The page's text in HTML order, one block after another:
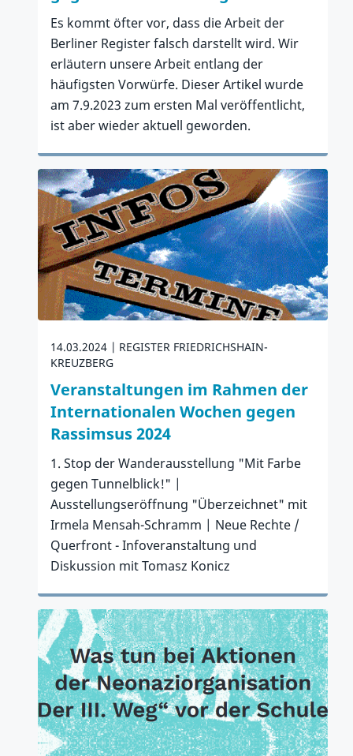
Es kommt öfter vor, dass die Arbeit der
Berliner Register falsch darstellt wird. Wir
erläutern unsere Arbeit entlang der
häufigsten Vorwürfe. Dieser Artikel wurde
am 7.9.2023 zum ersten Mal veröffentlicht,
ist aber wieder aktuell geworden.
Zum Artikel
14.03.2024
REGISTER FRIEDRICHSHAIN-
KREUZBERG
Veranstaltungen im Rahmen der
Internationalen Wochen gegen
Rassimsus 2024
1. Stop der Wanderausstellung "Mit Farbe
gegen Tunnelblick!" |
Ausstellungseröffnung "Überzeichnet" mit
Irmela Mensah-Schramm | Neue Rechte /
Querfront - Infoveranstaltung und
Diskussion mit Tomasz Konicz
Zum Artikel